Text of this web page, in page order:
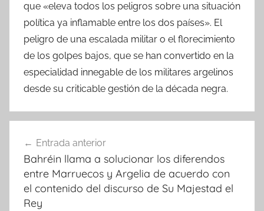
que «eleva todos los peligros sobre una situación
política ya inflamable entre los dos países». El
peligro de una escalada militar o el florecimiento
de los golpes bajos, que se han convertido en la
especialidad innegable de los militares argelinos
desde su criticable gestión de la década negra.
de
entradas
Entrada anterior
Bahréin llama a solucionar los diferendos
entre Marruecos y Argelia de acuerdo con
el contenido del discurso de Su Majestad el
Rey